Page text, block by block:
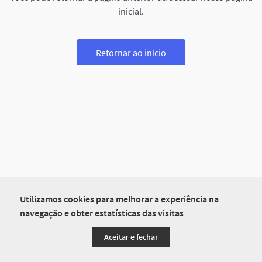
Utilizamos cookies para melhorar a experiência na
navegação e obter estatísticas das visitas
Aceitar e fechar
inicial.
Retornar ao início